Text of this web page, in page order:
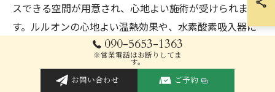
スできる空間が用意され、心地よい施術が受けられま
す。ルルオンの心地よい温熱効果や、水素酸素吸入器に
よる新鮮な酸素の供給は、心身をリフレッシュさせ、
日々の疲れを癒やしてくれます。これらの施術は、心の
安定を促し、リラクゼーションを体感することで、生活
090-5653-1363
※営業電話はお断りしてま
す。
お問い合わせ ご予約